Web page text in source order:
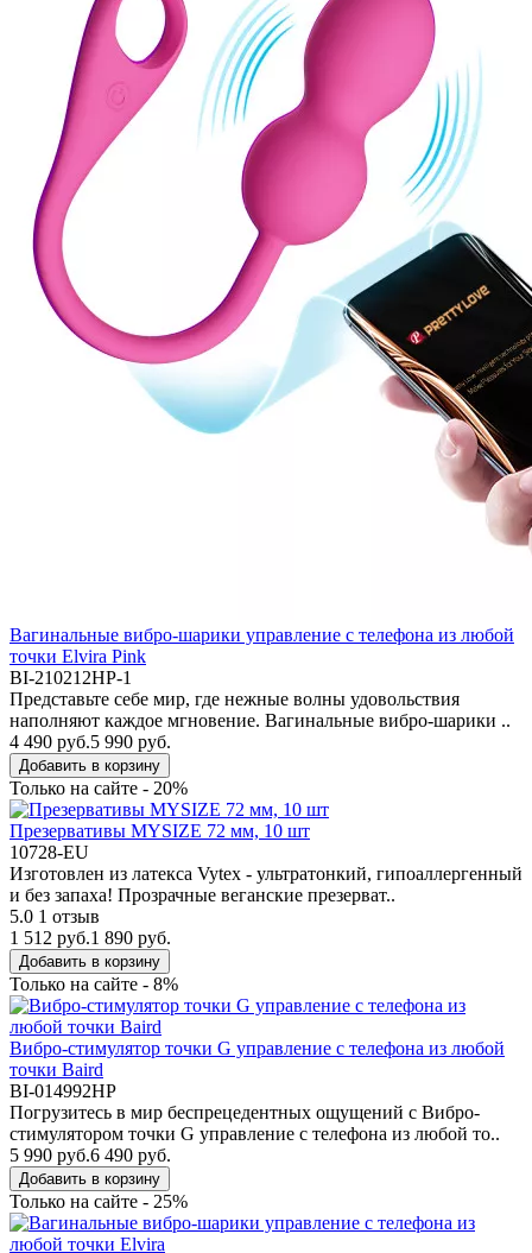
Вагинальные вибро-шарики управление с телефона из любой
точки Elvira Pink
BI-210212HP-1
Представьте себе мир, где нежные волны удовольствия
наполняют каждое мгновение. Вагинальные вибро-шарики ..
4 490 руб.5 990 руб.
Добавить в корзину
Только на сайте - 20%
Презервативы MYSIZE 72 мм, 10 шт
10728-EU
Изготовлен из латекса Vytex - ультратонкий, гипоаллергенный
и без запаха! Прозрачные веганские презерват..
5.0 1 отзыв
1 512 руб.1 890 руб.
Добавить в корзину
Только на сайте - 8%
Вибро-стимулятор точки G управление с телефона из любой
точки Baird
BI-014992HP
Погрузитесь в мир беспрецедентных ощущений с Вибро-
стимулятором точки G управление с телефона из любой то..
5 990 руб.6 490 руб.
Добавить в корзину
Только на сайте - 25%